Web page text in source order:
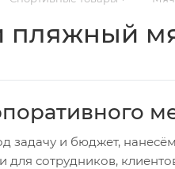
пляжный
задачу и бюджет,
для сотрудников,